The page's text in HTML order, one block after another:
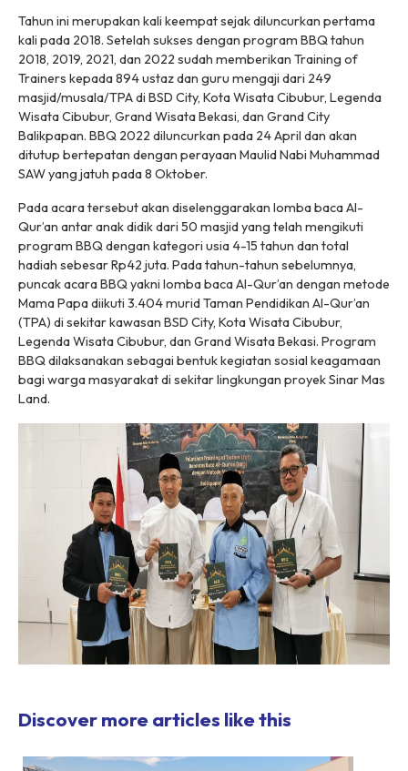
Tahun ini merupakan kali keempat sejak diluncurkan pertama
kali pada 2018. Setelah sukses dengan program BBQ tahun
2018, 2019, 2021, dan 2022 sudah memberikan Training of
Trainers kepada 894 ustaz dan guru mengaji dari 249
masjid/musala/TPA di BSD City, Kota Wisata Cibubur, Legenda
Wisata Cibubur, Grand Wisata Bekasi, dan Grand City
Balikpapan. BBQ 2022 diluncurkan pada 24 April dan akan
ditutup bertepatan dengan perayaan Maulid Nabi Muhammad
SAW yang jatuh pada 8 Oktober.
Pada acara tersebut akan diselenggarakan lomba baca Al-
Qur’an antar anak didik dari 50 masjid yang telah mengikuti
program BBQ dengan kategori usia 4-15 tahun dan total
hadiah sebesar Rp42 juta. Pada tahun-tahun sebelumnya,
puncak acara BBQ yakni lomba baca Al-Qur’an dengan metode
Mama Papa diikuti 3.404 murid Taman Pendidikan Al-Qur’an
(TPA) di sekitar kawasan BSD City, Kota Wisata Cibubur,
Legenda Wisata Cibubur, dan Grand Wisata Bekasi. Program
BBQ dilaksanakan sebagai bentuk kegiatan sosial keagamaan
bagi warga masyarakat di sekitar lingkungan proyek Sinar Mas
Land.
Discover more articles like this